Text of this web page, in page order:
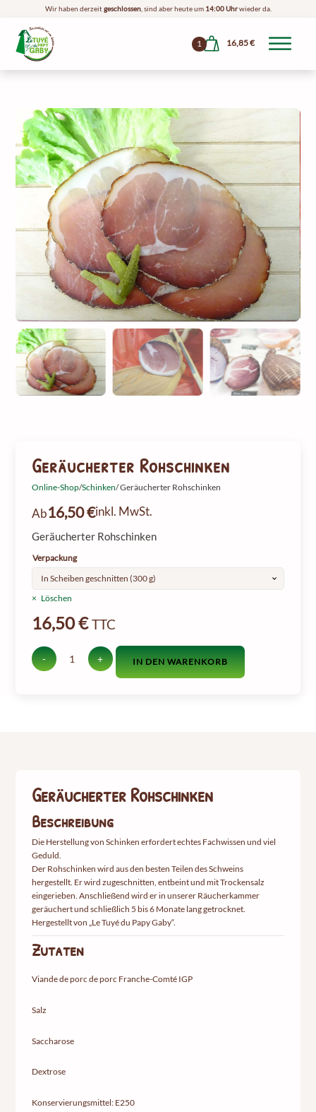
Wir haben derzeitgeschlossen, sind aber heute um 14:00 Uhrwieder da.
16,85€
1
Geräucherter Rohschinken
Online-Shop/Schinken/ Geräucherter Rohschinken
Ab16,50€inkl. MwSt.
Geräucherter Rohschinken
Verpackung
Löschen
16,50€ TTC
-
Menge
+ IN DEN WARENKORB
Geräucherter Rohschinken
Beschreibung
Die Herstellung von Schinken erfordert echtes Fachwissen und viel
Geduld.
Der Rohschinken wird aus den besten Teilen des Schweins
hergestellt. Er wird zugeschnitten, entbeint und mit Trockensalz
eingerieben. Anschließend wird er in unserer Räucherkammer
geräuchert und schließlich 5 bis 6 Monate lang getrocknet.
Hergestellt von „Le Tuyé du Papy Gaby“.
Zutaten
Viande de porc de porc Franche-Comté IGP
Salz
Saccharose
Dextrose
Konservierungsmittel: E250